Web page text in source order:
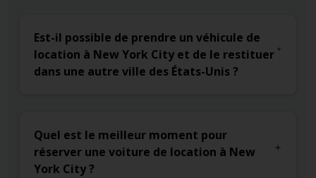
Est-il possible de prendre un véhicule de
location à New York City et de le restituer
dans une autre ville des États-Unis ?
Quel est le meilleur moment pour
réserver une voiture de location à New
York City ?